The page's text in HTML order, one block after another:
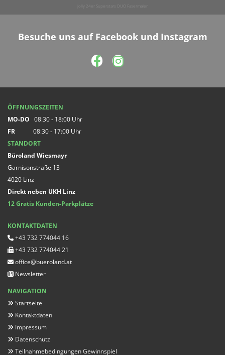
Jolly 24er Superstars DUO Fasermaler
Besuche uns auf Facebook und Instagram
ÖFFNUNGSZEITEN
MO-DO 08:30 - 18:00 Uhr
FR
08:30 - 17:00 Uhr
STANDORT
Büroland Wiesmayr
Garnisonstraße 13
4020 Linz
Direkt neben UKH Linz
12 Gratis Kunden-Parkplätze
KONTAKTDATEN
 +43 732 774044 16
 +43 732 774044 21
 office@bueroland.at
 Newsletter
NAVIGATION
 Startseite
 Kontaktdaten
 Impressum
 Datenschutz
 Teilnahmebedingungen Gewinnspiel